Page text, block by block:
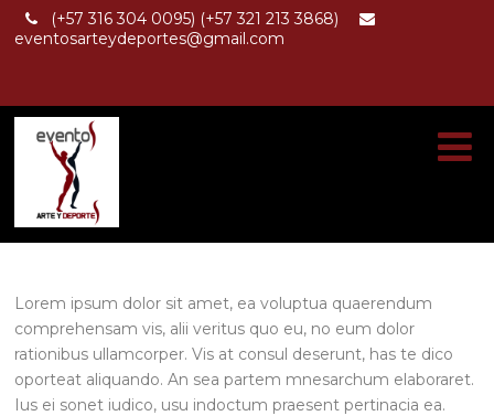
(+57 316 304 0095) (+57 321 213 3868)
eventosarteydeportes@gmail.com
Lorem ipsum dolor sit amet, ea voluptua quaerendum
comprehensam vis, alii veritus quo eu, no eum dolor
rationibus ullamcorper. Vis at consul deserunt, has te dico
oporteat aliquando. An sea partem mnesarchum elaboraret.
Ius ei sonet iudico, usu indoctum praesent pertinacia ea.